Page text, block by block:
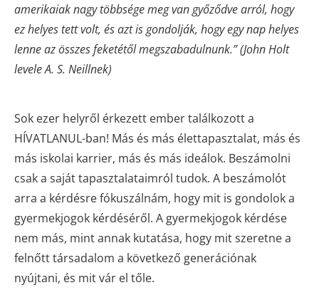
amerikaiak nagy többsége meg van győződve arról, hogy
ez helyes tett volt, és azt is gondolják, hogy egy nap helyes
lenne az összes feketétől megszabadulnunk.” (John Holt
levele A. S. Neillnek)
Sok ezer helyről érkezett ember találkozott a
HÍVATLANUL-ban! Más és más élettapasztalat, más és
más iskolai karrier, más és más ideálok. Beszámolni
csak a saját tapasztalataimról tudok. A beszámolót
arra a kérdésre fókuszálnám, hogy mit is gondolok a
gyermekjogok kérdéséről. A gyermekjogok kérdése
nem más, mint annak kutatása, hogy mit szeretne a
felnőtt társadalom a következő generációnak
nyújtani, és mit vár el tőle.